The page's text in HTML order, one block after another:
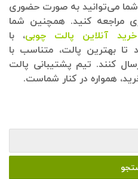
می‌توانید به صورت حضوری
مراجعه کنید. همچنین شما
آنلاین پالت چوبی، با
تا بهترین پالت، متناسب با
کنند. تیم پشتیبانی پالت
همواره در کنار شماست.